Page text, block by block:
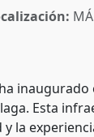
Esta
la